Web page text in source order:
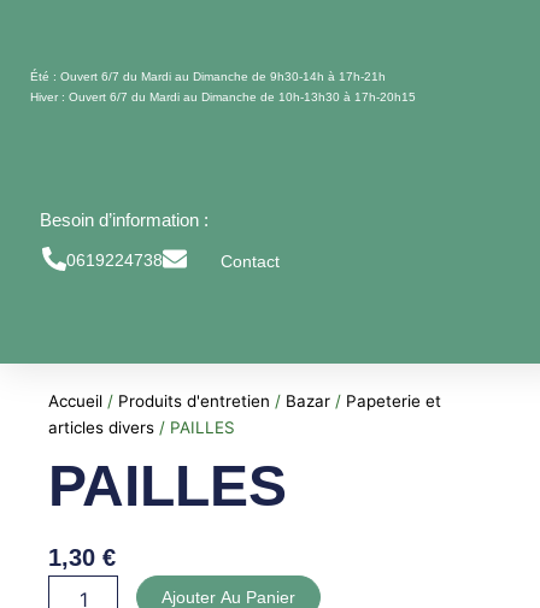
contenuÉté : Ouvert 6/7 du Mardi au Dimanche de 9h30-14h à 17h-21h
Hiver : Ouvert 6/7 du Mardi au Dimanche de 10h-13h30 à 17h-20h15
Besoin d’information :
0619224738 Contact
Accueil / Produits d'entretien / Bazar / Papeterie et
articles divers / PAILLES
PAILLES
1,30€
Ajouter Au Panier